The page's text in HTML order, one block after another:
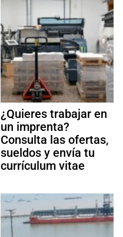
¿Quieres trabajar en
un imprenta?
Consulta las ofertas,
sueldos y envía tu
currículum vitae